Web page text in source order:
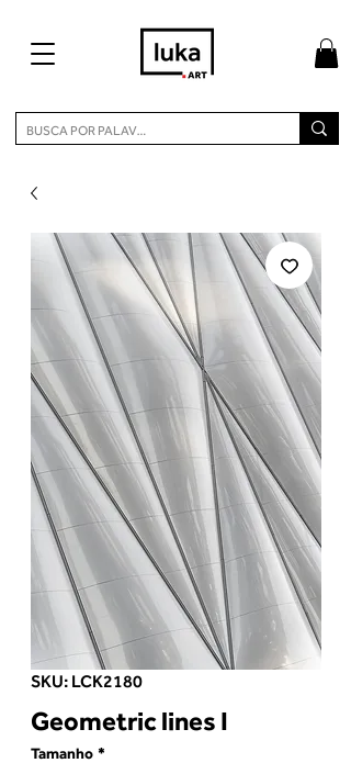
SKU: LCK2180
Geometric lines I
Tamanho *